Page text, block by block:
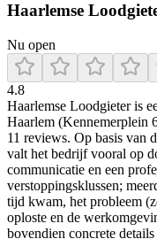
Haarlemse
Nu open
4.8
Haarlemse Loodgieter is
Haarlem (Kennemerplein
11 reviews. Op basis van
valt het bedrijf vooral op
communicatie en een
verstoppingsklussen;
tijd kwam, het probleem
oploste en de
bovendien concrete